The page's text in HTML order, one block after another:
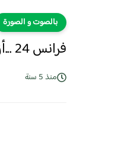
بالصوت و الصورة
فرانس 24 ...أزمة المدرسين المتعاقدين نحو التصعيد
منذ 5 سنة